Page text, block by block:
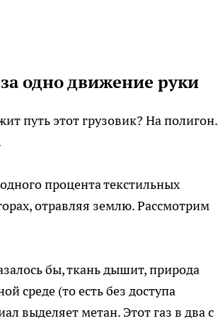
одно движение руки
путь этот грузовик? На полигон.
процента текстильных
отравляя землю. Рассмотрим
бы, ткань дышит, природа
среде (то есть без доступа
выделяет метан. Этот газ в два с